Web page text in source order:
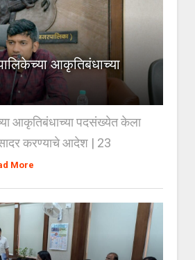
आकृतिबंधाच्या
आकृतिबंधाच्या पदसंख्येत केला
सादर करण्याचे आदेश | 23
More